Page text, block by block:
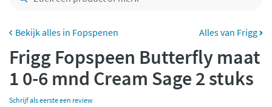
Betaal met Klarna
Fopspenen Alles van Frigg
Frigg Fopspeen Butterfly maat
1 0-6 mnd Cream Sage 2 stuks
Schrijf als eerste een review